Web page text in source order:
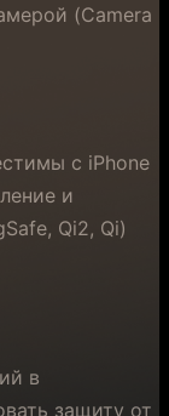
(Camera
с iPhone
и
Qi2, Qi)
в
защиту от